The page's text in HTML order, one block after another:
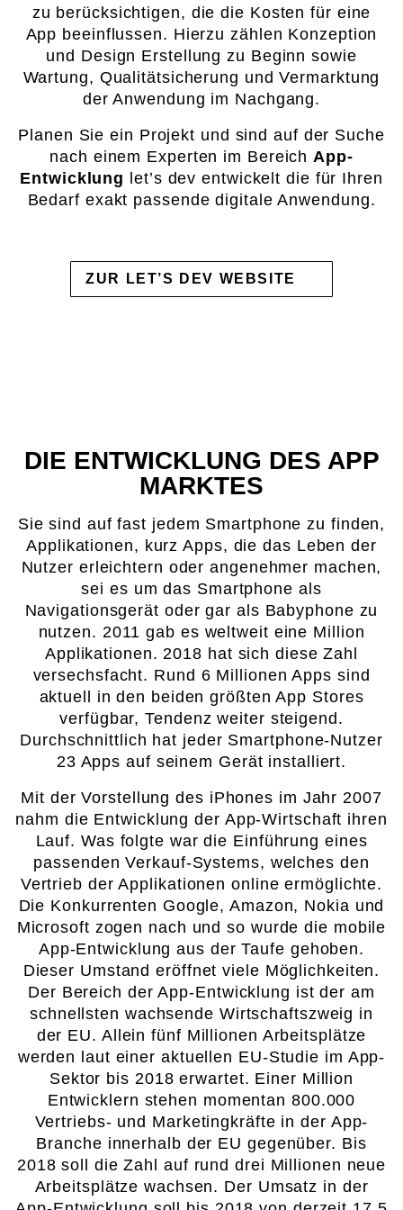
zu berücksichtigen, die die Kosten für eine
App beeinflussen. Hierzu zählen Konzeption
und Design Erstellung zu Beginn sowie
Wartung, Qualitätsicherung und Vermarktung
der Anwendung im Nachgang.
Planen Sie ein Projekt und sind auf der Suche
nach einem Experten im BereichApp-
Entwicklung
let’s dev entwickelt die für Ihren
Bedarf exakt passende digitale Anwendung.
ZUR LET’S DEV WEBSITE
DIE ENTWICKLUNG DES APP
MARKTES
Sie sind auf fast jedem Smartphone zu finden,
Applikationen, kurz Apps, die das Leben der
Nutzer erleichtern oder angenehmer machen,
sei es um das Smartphone als
Navigationsgerät oder gar als Babyphone zu
nutzen. 2011 gab es weltweit eine Million
Applikationen. 2018 hat sich diese Zahl
versechsfacht. Rund 6 Millionen Apps sind
aktuell in den beiden größten App Stores
verfügbar, Tendenz weiter steigend.
Durchschnittlich hat jeder Smartphone-Nutzer
23 Apps auf seinem Gerät installiert.
Mit der Vorstellung des iPhones im Jahr 2007
nahm die Entwicklung der App-Wirtschaft ihren
Lauf. Was folgte war die Einführung eines
passenden Verkauf-Systems, welches den
Vertrieb der Applikationen online ermöglichte.
Die Konkurrenten Google, Amazon, Nokia und
Microsoft zogen nach und so wurde die mobile
App-Entwicklung aus der Taufe gehoben.
Dieser Umstand eröffnet viele Möglichkeiten.
Der Bereich der App-Entwicklung ist der am
schnellsten wachsende Wirtschaftszweig in
der EU. Allein fünf Millionen Arbeitsplätze
werden laut einer aktuellen EU-Studie im App-
Sektor bis 2018 erwartet. Einer Million
Entwicklern stehen momentan 800.000
Vertriebs- und Marketingkräfte in der App-
Branche innerhalb der EU gegenüber. Bis
2018 soll die Zahl auf rund drei Millionen neue
Arbeitsplätze wachsen. Der Umsatz in der